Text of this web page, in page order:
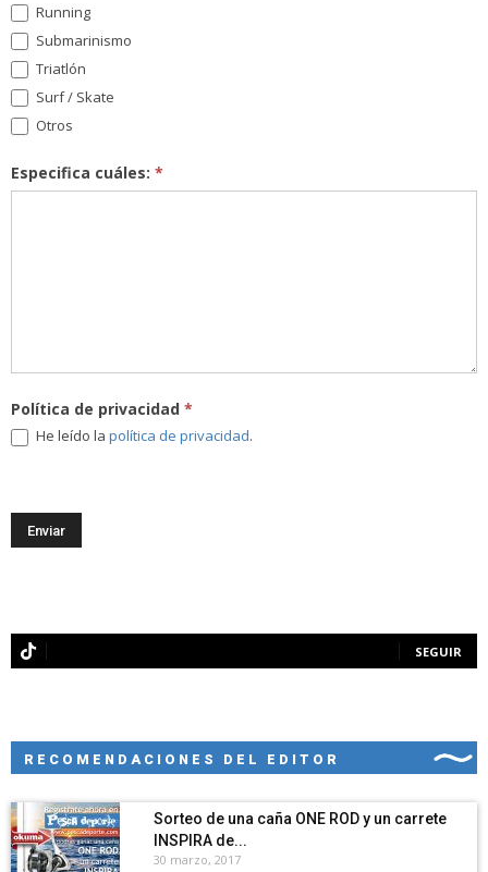
Running
Submarinismo
Triatlón
Surf / Skate
Otros
Especifica cuáles: *
Política de privacidad *
He leído la política de privacidad.
SEGUIR
RECOMENDACIONES DEL EDITOR
Sorteo de una caña ONE ROD y un carrete
INSPIRA de...
30 marzo, 2017